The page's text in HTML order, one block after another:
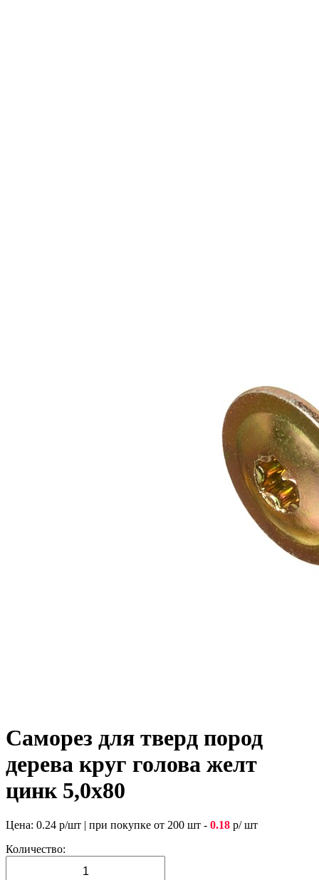
Саморез для тверд пород
дерева круг голова желт
цинк 5,0х80
Цена: 0.24 р/шт | при покупке от 200 шт - 0.18 р/ шт
Количество: